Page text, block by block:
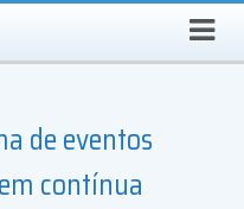
Busca
de eventos
contínua